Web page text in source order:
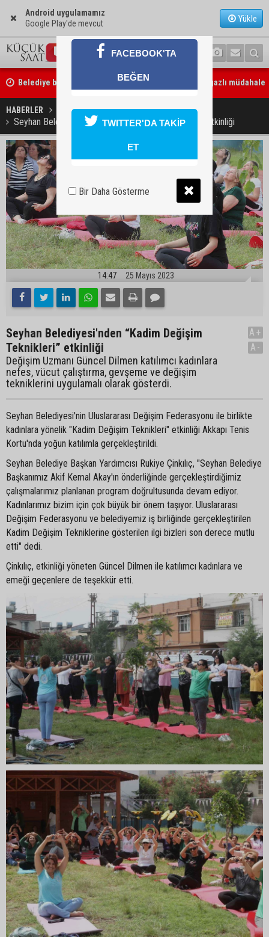
Android uygulamamız
Google Play'de mevcut
Yükle
Belediye binasına girmek isteyen servisçilere biber gazlı müdahale
Adana’da taziye evinde silah çeken kişi gözaltına alındı
HABERLER YAŞAM
Seyhan Belediyesi'nden “Kadim Değişim Teknikleri” etkinliği
14:47 25 Mayıs 2023
Seyhan Belediyesi'nden “Kadim Değişim
Teknikleri” etkinliği
Değişim Uzmanı Güncel Dilmen katılımcı kadınlara
nefes, vücut çalıştırma, gevşeme ve değişim
tekniklerini uygulamalı olarak gösterdi.
A+
A-
Seyhan Belediyesi'nin Uluslararası Değişim Federasyonu ile birlikte
kadınlara yönelik "Kadim Değişim Teknikleri" etkinliği Akkapı Tenis
Kortu'nda yoğun katılımla gerçekleştirildi.
Seyhan Belediye Başkan Yardımcısı Rukiye Çinkılıç, "Seyhan Belediye
Başkanımız Akif Kemal Akay'ın önderliğinde gerçekleştirdiğimiz
çalışmalarımız planlanan program doğrultusunda devam ediyor.
Kadınlarımız bizim için çok büyük bir önem taşıyor. Uluslararası
Değişim Federasyonu ve belediyemiz iş birliğinde gerçekleştirilen
Kadim Değişim Tekniklerine gösterilen ilgi bizleri son derece mutlu
etti" dedi.
Çinkılıç, etkinliği yöneten Güncel Dilmen ile katılımcı kadınlara ve
emeği geçenlere de teşekkür etti.
FACEBOOK'TA
BEĞEN
TWITTER'DA TAKİP
ET
Bir Daha Gösterme